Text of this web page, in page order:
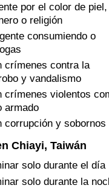
por el color de piel,
o religión
consumiendo o
crímenes contra la
y vandalismo
crímenes violentos
armado
corrupción y sobornos
Chiayi, Taiwán
solo durante el día
solo durante la
(Actual)
por País
(Actual)